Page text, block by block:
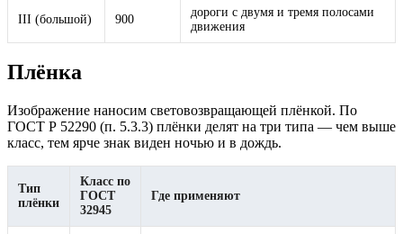
III (большой) 900
дороги с двумя и тремя полосами
движения
Плёнка
Изображение наносим световозвращающей плёнкой. По
ГОСТ Р 52290 (п. 5.3.3) плёнки делят на три типа — чем выше
класс, тем ярче знак виден ночью и в дождь.
Тип
плёнки
Класс по
ГОСТ
32945
Где применяют